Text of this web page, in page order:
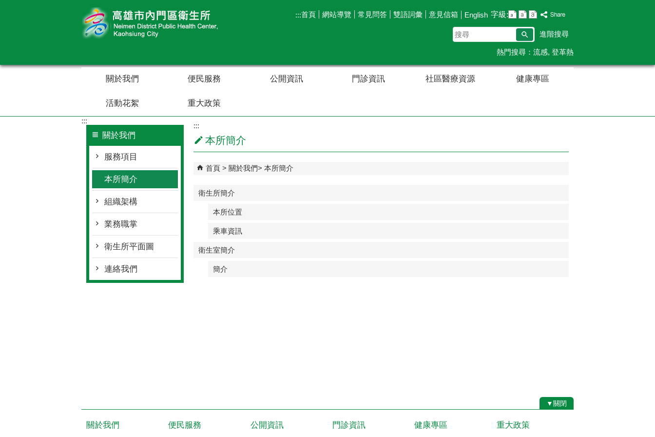
:::首頁 網站導覽 常見問答 雙語詞彙 意見信箱 English 字級:
搜
尋
進階搜尋
熱門搜尋： 流感 登革熱
關於我們 便民服務 公開資訊 門診資訊 社區醫療資源 健康專區
活動花絮 重大政策
:::
關於我們
服務項目
本所簡介
組織架構
業務職掌
衛生所平面圖
連絡我們
:::
本所簡介
首頁 關於我們 本所簡介
衛生所簡介
本所位置
乘車資訊
衛生室簡介
簡介
▼關閉
關於我們 便民服務 公開資訊 門診資訊 健康專區 重大政策